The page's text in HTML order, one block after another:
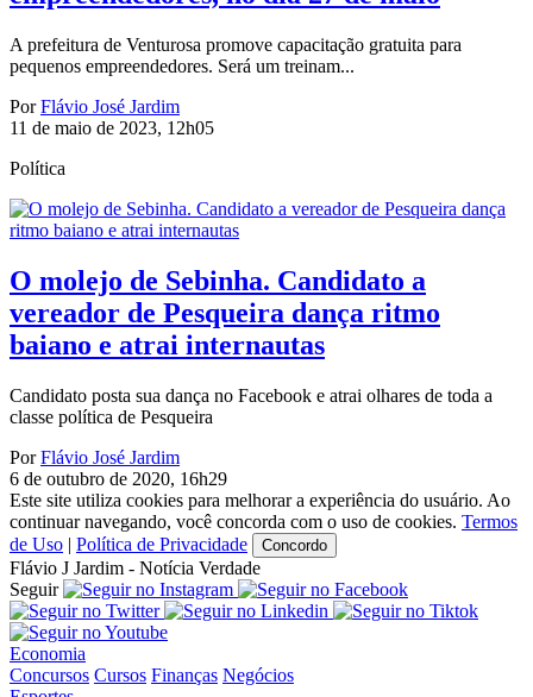
A prefeitura de Venturosa promove capacitação gratuita para
pequenos empreendedores. Será um treinam...
PorFlávio José Jardim
11 de maio de 2023, 12h05
Política
O molejo de Sebinha. Candidato a
vereador de Pesqueira dança ritmo
baiano e atrai internautas
Candidato posta sua dança no Facebook e atrai olhares de toda a
classe política de Pesqueira
PorFlávio José Jardim
6 de outubro de 2020, 16h29
Este site utiliza cookies para melhorar a experiência do usuário. Ao
continuar navegando, você concorda com o uso de cookies. Termos
de Uso | Política de Privacidade Concordo
Flávio J Jardim - Notícia Verdade
Seguir
Economia
Concursos Cursos Finanças Negócios